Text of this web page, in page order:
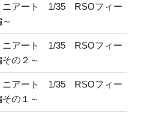
ニアート 1/35 RSOフィー
ニアート 1/35 RSOフィー
の２～
ニアート 1/35 RSOフィー
の１～